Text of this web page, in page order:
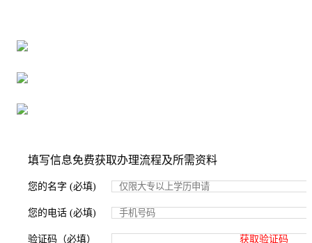
填写信息免费获取办理流程及所需资料
您的名字 (必填)
您的电话 (必填)
验证码（必填） 获取验证码